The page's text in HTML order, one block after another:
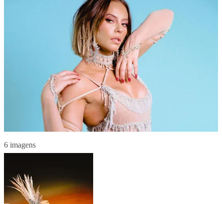
6 imagens